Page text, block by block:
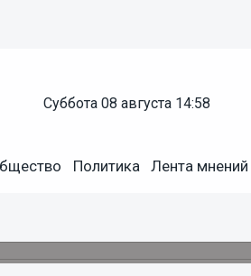
суббота 08 августа 14:58
Политика Лента мнений
16:32
области 10